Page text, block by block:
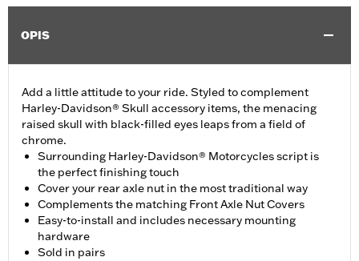
OPIS
Add a little attitude to your ride. Styled to complement
Harley-Davidson® Skull accessory items, the menacing
raised skull with black-filled eyes leaps from a field of
chrome.
Surrounding Harley-Davidson® Motorcycles script is
the perfect finishing touch
Cover your rear axle nut in the most traditional way
Complements the matching Front Axle Nut Covers
Easy-to-install and includes necessary mounting
hardware
Sold in pairs